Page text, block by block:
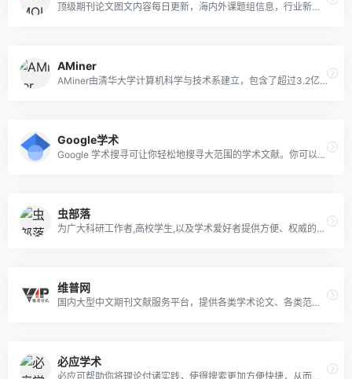
顶级期刊论文图文内容每日更新，海内外课题组信息，行业新闻文摘，化学类网址导航，化学软件和数据库导航，及更多其他内容。
AMiner
AMiner由清华大学计算机科学与技术系建立，包含了超过3.2亿学术论文/专利和1.33 亿学者的科技图谱，提供学术检索、论文检索，推荐订阅、论文专利、学者画像、文献追踪、趋势分析等科技情报服务，是拥有我国完全自主知识产权的学术科技情报大数据挖掘与服务系统平台。
Google学术
Google 学术搜寻可让你轻松地搜寻大范围的学术文献。你可以广泛搜寻多种学门和来源的文献，例如文章、论文、书籍、摘要以及法院判决理由。
虫部落
为广大科研工作者,高校学生,以及学术爱好者提供方便、权威的学术搜索入口,是你的学术搜索第一站!
维普网
国内大型中文期刊文献服务平台，提供各类学术论文、各类范文、中小学课件、教学资料等文献下载。网站主营业务包括论文检测服务、优先出版服务、论文选题下载，在线分享下载等。
必应学术
必应可帮助你将理论付诸实践，使得搜索更加方便快捷，从而达到事半功倍的效果。